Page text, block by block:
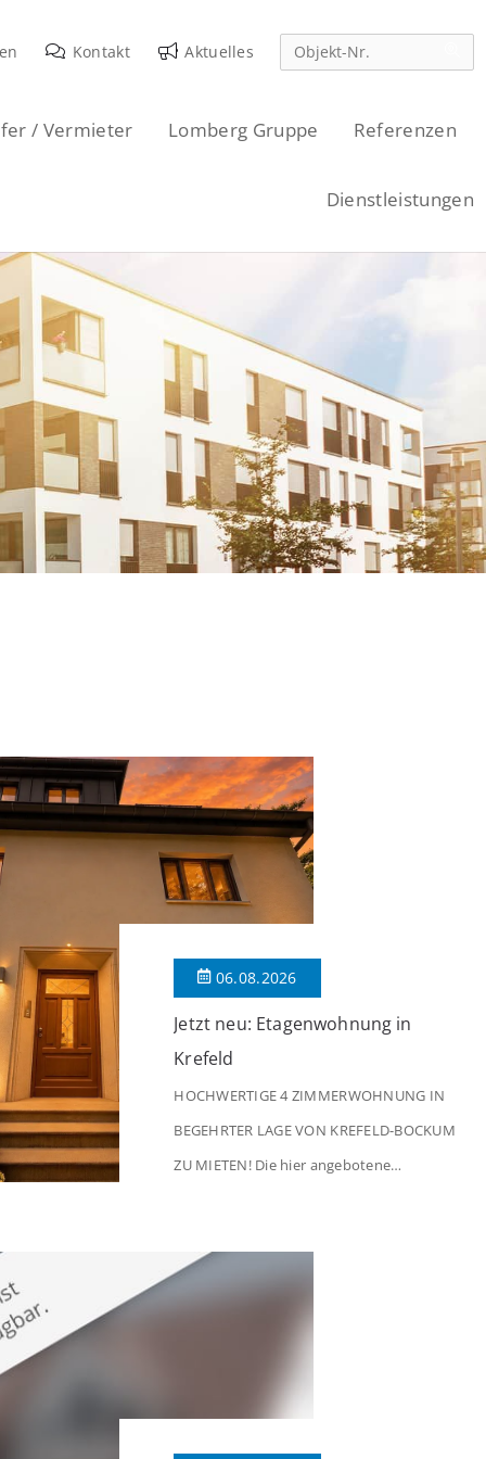
Kontakt Aktuelles
/ Vermieter Lomberg Gruppe Referenzen
Dienstleistungen
06.08.2026
Jetzt neu: Etagenwohnung in
Krefeld
HOCHWERTIGE 4 ZIMMERWOHNUNG IN
BEGEHRTER LAGE VON KREFELD-BOCKUM
ZU MIETEN! Die hier angebotene
in begehrter Wohnlage von Krefeld-Bockum.